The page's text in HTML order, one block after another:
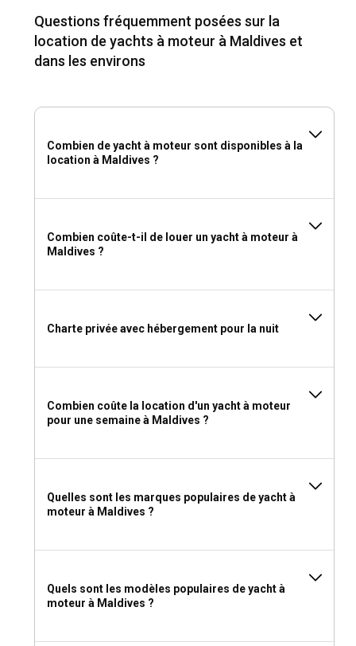
Questions fréquemment posées sur la
location de yachts à moteur à Maldives et
dans les environs
Combien de yacht à moteur sont disponibles à la
location à Maldives ?
Combien coûte-t-il de louer un yacht à moteur à
Maldives ?
Charte privée avec hébergement pour la nuit
Combien coûte la location d'un yacht à moteur
pour une semaine à Maldives ?
Quelles sont les marques populaires de yacht à
moteur à Maldives ?
Quels sont les modèles populaires de yacht à
moteur à Maldives ?